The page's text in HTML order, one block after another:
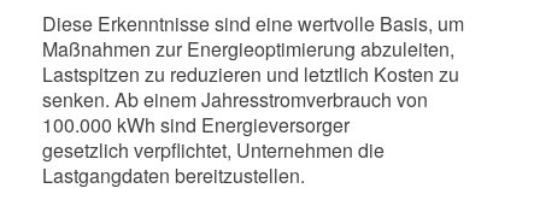
Diese Erkenntnisse sind eine wertvolle Basis, um
Maßnahmen zur Energieoptimierung abzuleiten,
Lastspitzen zu reduzieren und letztlich Kosten zu
senken. Ab einem Jahresstromverbrauch von
100.000 kWh sind Energieversorger
gesetzlich verpflichtet, Unternehmen die
Lastgangdaten bereitzustellen.